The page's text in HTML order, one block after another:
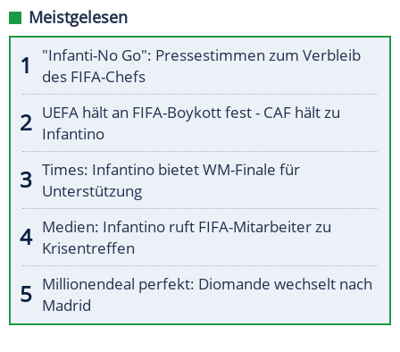
Meistgelesen
"Infanti-No Go": Pressestimmen zum Verbleib
des FIFA-Chefs
UEFA hält an FIFA-Boykott fest - CAF hält zu
Infantino
Times: Infantino bietet WM-Finale für
Unterstützung
Medien: Infantino ruft FIFA-Mitarbeiter zu
Krisentreffen
Millionendeal perfekt: Diomande wechselt nach
Madrid